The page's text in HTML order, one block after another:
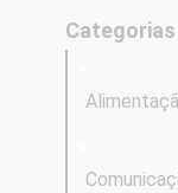
Categorias